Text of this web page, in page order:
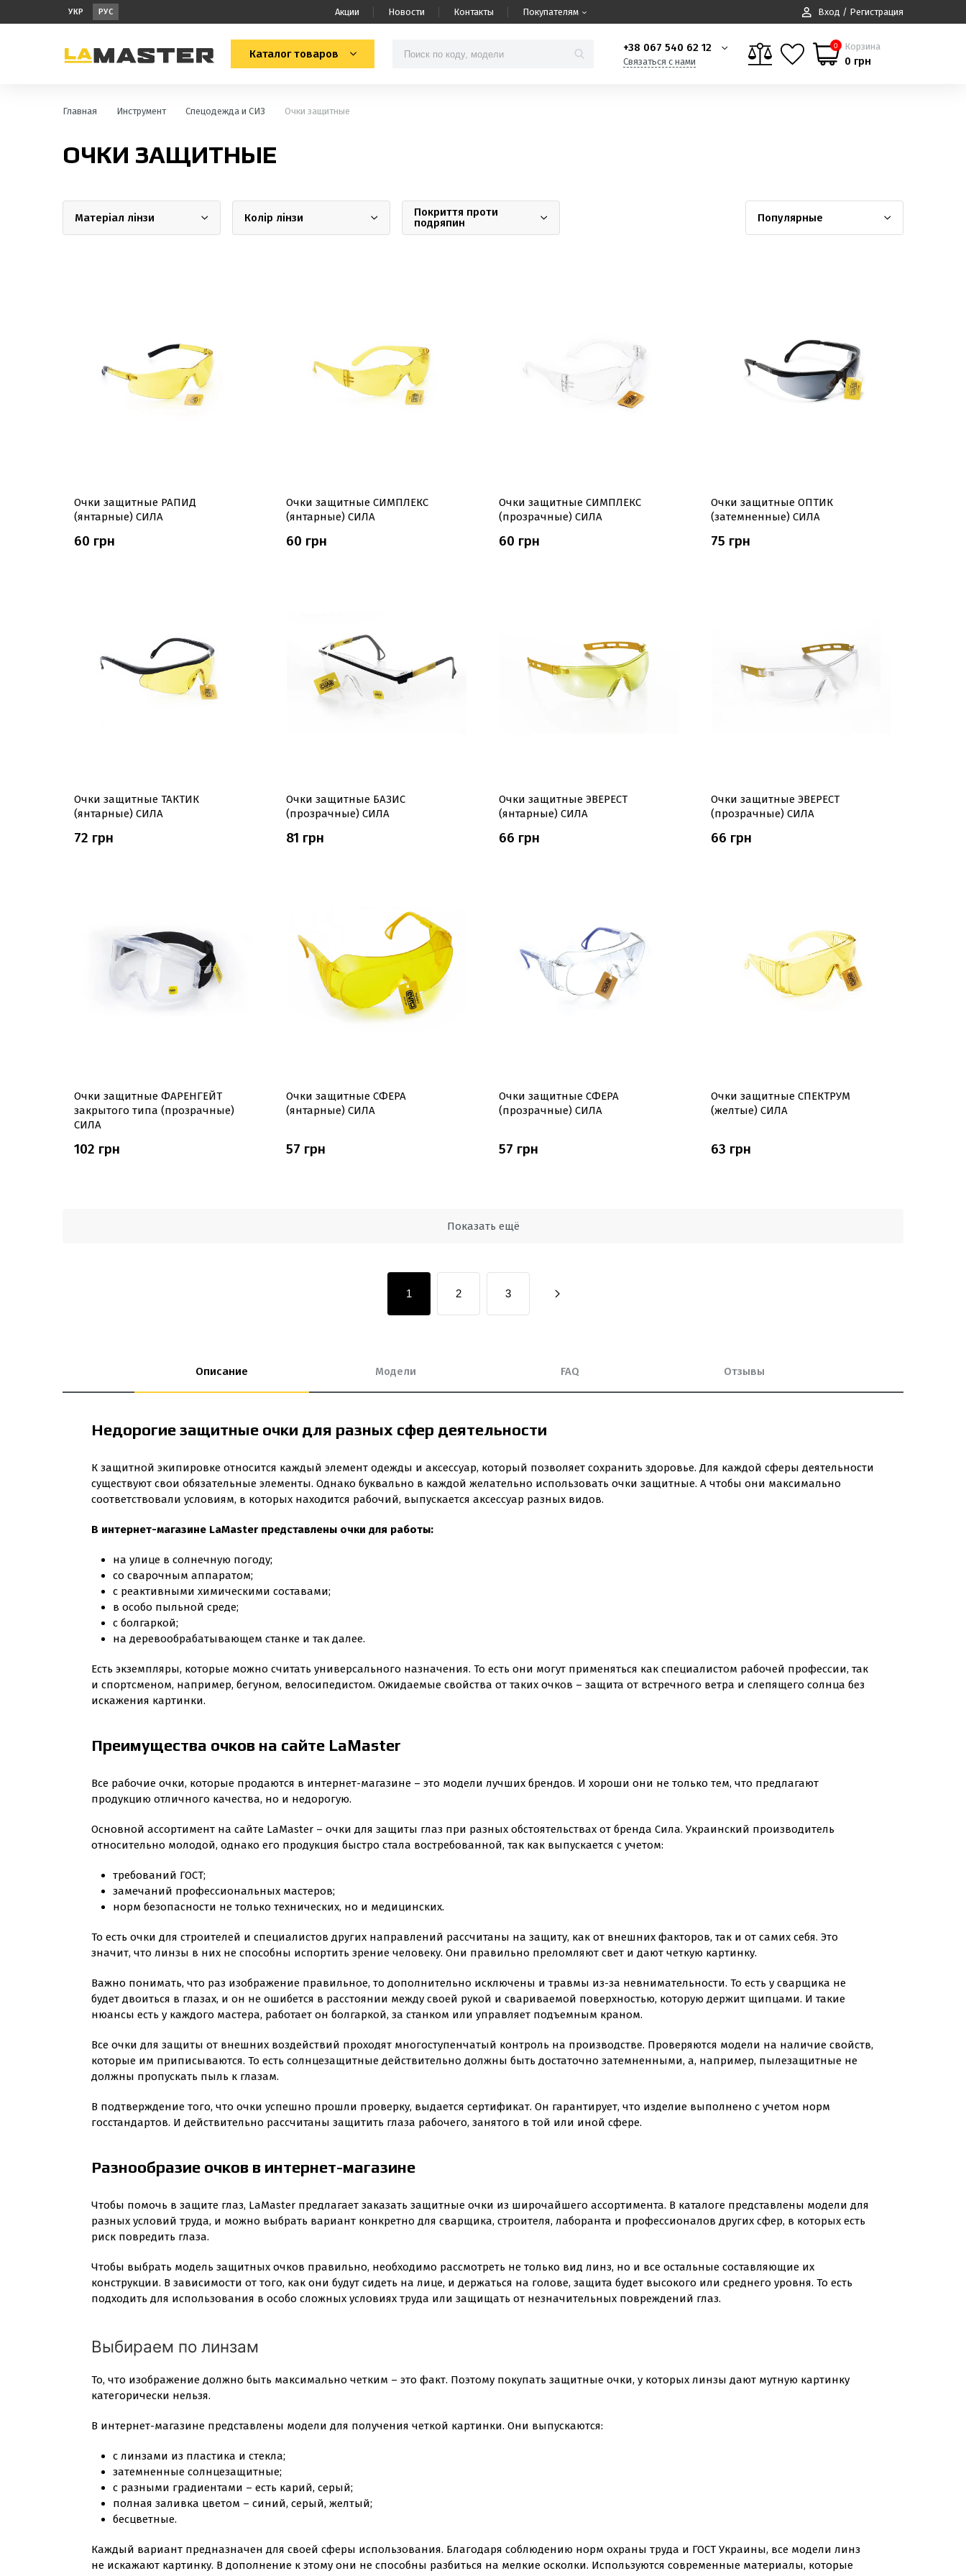
УКР РУС Акции Новости Контакты Покупателям Вход / Регистрация
Каталог товаров
+38 067 540 62 12
Связаться с нами
0 Корзина
0 грн
Главная Инструмент Спецодежда и СИЗ Очки защитные
ОЧКИ ЗАЩИТНЫЕ
Матеріал лінзи Колір лінзи
Покриття проти
подряпин
Популярные
Очки защитные РАПИД
(янтарные) СИЛА
60 грн
Очки защитные СИМПЛЕКС
(янтарные) СИЛА
60 грн
Очки защитные СИМПЛЕКС
(прозрачные) СИЛА
60 грн
Очки защитные ОПТИК
(затемненные) СИЛА
75 грн
Очки защитные ТАКТИК
(янтарные) СИЛА
72 грн
Очки защитные БАЗИС
(прозрачные) СИЛА
81 грн
Очки защитные ЭВЕРЕСТ
(янтарные) СИЛА
66 грн
Очки защитные ЭВЕРЕСТ
(прозрачные) СИЛА
66 грн
Очки защитные ФАРЕНГЕЙТ
закрытого типа (прозрачные)
СИЛА
102 грн
Очки защитные СФЕРА
(янтарные) СИЛА
57 грн
Очки защитные СФЕРА
(прозрачные) СИЛА
57 грн
Очки защитные СПЕКТРУМ
(желтые) СИЛА
63 грн
Показать ещё
1 2 3
Описание Модели FAQ Отзывы
Недорогие защитные очки для разных сфер деятельности
К защитной экипировке относится каждый элемент одежды и аксессуар, который позволяет сохранить здоровье. Для каждой сферы деятельности
существуют свои обязательные элементы. Однако буквально в каждой желательно использовать очки защитные. А чтобы они максимально
соответствовали условиям, в которых находится рабочий, выпускается аксессуар разных видов.
В интернет-магазине LaMaster представлены очки для работы:
на улице в солнечную погоду;
со сварочным аппаратом;
с реактивными химическими составами;
в особо пыльной среде;
с болгаркой;
на деревообрабатывающем станке и так далее.
Есть экземпляры, которые можно считать универсального назначения. То есть они могут применяться как специалистом рабочей профессии, так
и спортсменом, например, бегуном, велосипедистом. Ожидаемые свойства от таких очков – защита от встречного ветра и слепящего солнца без
искажения картинки.
Преимущества очков на сайте LaMaster
Все рабочие очки, которые продаются в интернет-магазине – это модели лучших брендов. И хороши они не только тем, что предлагают
продукцию отличного качества, но и недорогую.
Основной ассортимент на сайте LaMaster – очки для защиты глаз при разных обстоятельствах от бренда Сила. Украинский производитель
относительно молодой, однако его продукция быстро стала востребованной, так как выпускается с учетом:
требований ГОСТ;
замечаний профессиональных мастеров;
норм безопасности не только технических, но и медицинских.
То есть очки для строителей и специалистов других направлений рассчитаны на защиту, как от внешних факторов, так и от самих себя. Это
значит, что линзы в них не способны испортить зрение человеку. Они правильно преломляют свет и дают четкую картинку.
Важно понимать, что раз изображение правильное, то дополнительно исключены и травмы из-за невнимательности. То есть у сварщика не
будет двоиться в глазах, и он не ошибется в расстоянии между своей рукой и свариваемой поверхностью, которую держит щипцами. И такие
нюансы есть у каждого мастера, работает он болгаркой, за станком или управляет подъемным краном.
Все очки для защиты от внешних воздействий проходят многоступенчатый контроль на производстве. Проверяются модели на наличие свойств,
которые им приписываются. То есть солнцезащитные действительно должны быть достаточно затемненными, а, например, пылезащитные не
должны пропускать пыль к глазам.
В подтверждение того, что очки успешно прошли проверку, выдается сертификат. Он гарантирует, что изделие выполнено с учетом норм
госстандартов. И действительно рассчитаны защитить глаза рабочего, занятого в той или иной сфере.
Разнообразие очков в интернет-магазине
Чтобы помочь в защите глаз, LaMaster предлагает заказать защитные очки из широчайшего ассортимента. В каталоге представлены модели для
разных условий труда, и можно выбрать вариант конкретно для сварщика, строителя, лаборанта и профессионалов других сфер, в которых есть
риск повредить глаза.
Чтобы выбрать модель защитных очков правильно, необходимо рассмотреть не только вид линз, но и все остальные составляющие их
конструкции. В зависимости от того, как они будут сидеть на лице, и держаться на голове, защита будет высокого или среднего уровня. То есть
подходить для использования в особо сложных условиях труда или защищать от незначительных повреждений глаз.
Выбираем по линзам
То, что изображение должно быть максимально четким – это факт. Поэтому покупать защитные очки, у которых линзы дают мутную картинку
категорически нельзя.
В интернет-магазине представлены модели для получения четкой картинки. Они выпускаются:
с линзами из пластика и стекла;
затемненные солнцезащитные;
с разными градиентами – есть карий, серый;
полная заливка цветом – синий, серый, желтый;
бесцветные.
Каждый вариант предназначен для своей сферы использования. Благодаря соблюдению норм охраны труда и ГОСТ Украины, все модели линз
не искажают картинку. В дополнение к этому они не способны разбиться на мелкие осколки. Используются современные материалы, которые